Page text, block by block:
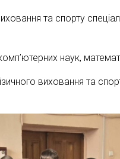
та спорту
наук,
виховання та